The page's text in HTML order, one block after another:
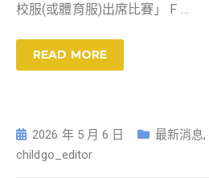
校服(或體育服)出席比賽」 F …
READ MORE
2026 年 5 月 6 日 最新消息,
childgo_editor